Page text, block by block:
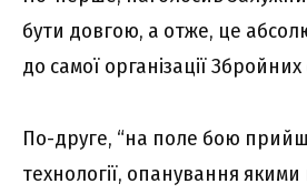
бути довгою, а отже, це
до самої організації Збройних
По-друге, “на поле бою
технології, опанування